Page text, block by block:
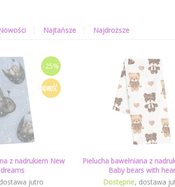
Najtańsze Najdroższe
-25%
NOWOŚĆ
z nadrukiem New
dostawa jutro
Pielucha bawełniana z
Baby bears with
Dostępne dostawa